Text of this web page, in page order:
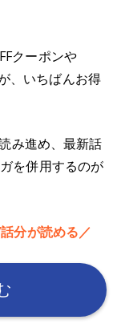
クーポンや
、いちばんお得
み進め、最新話
を併用するのが
分が読める／